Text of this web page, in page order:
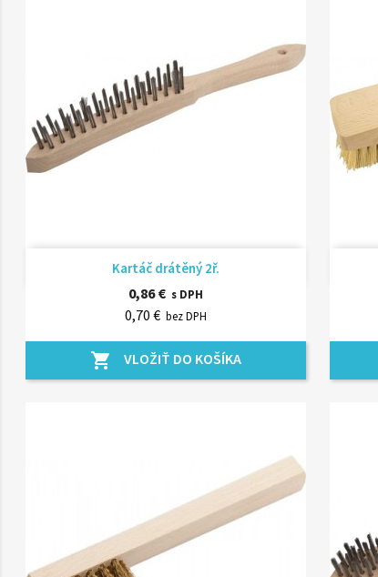
Kartáč drátěný 2ř.
0,86 € s DPH
0,70 € bez DPH
shopping_cart VLOŽIŤ DO KOŠÍKA
Rýchly náhľad